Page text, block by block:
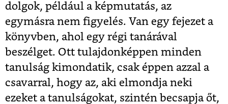
dolgok, például a képmutatás, az
egymásra nem figyelés. Van egy fejezet a
könyvben, ahol egy régi tanárával
beszélget. Ott tulajdonképpen minden
tanulság kimondatik, csak éppen azzal a
csavarral, hogy az, aki elmondja neki
ezeket a tanulságokat, szintén becsapja őt,